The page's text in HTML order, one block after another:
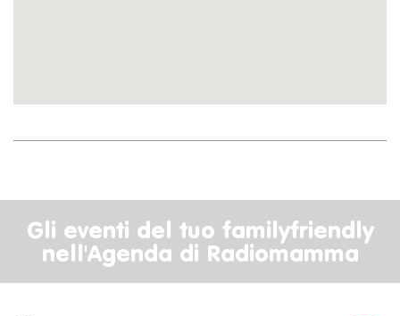
Gli eventi del tuo familyfriendly
nell'Agenda di Radiomamma